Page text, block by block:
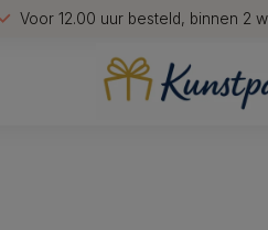
Voor 12.00 uur besteld, binnen 2